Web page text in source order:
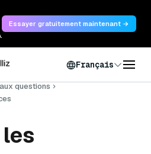
Essayer gratuitement maintenant →
Français
questions
les